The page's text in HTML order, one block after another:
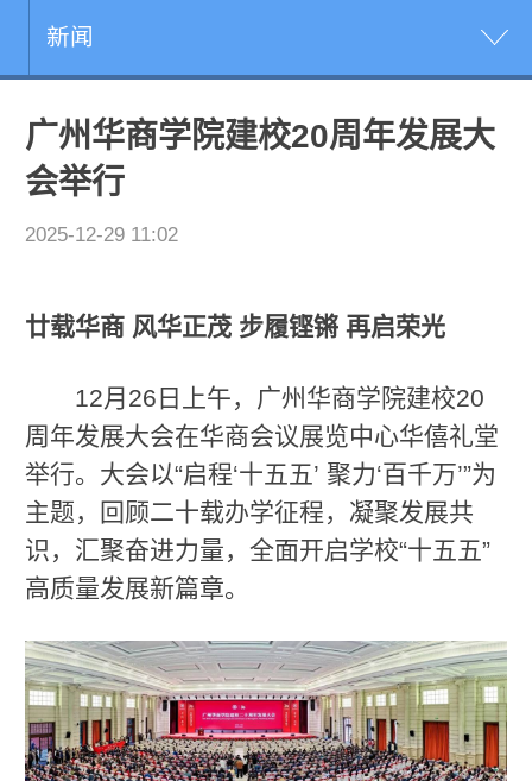
新闻
广州华商学院建校20周年发展大
会举行
2025-12-29 11:02
廿载华商 风华正茂 步履铿锵 再启荣光
12月26日上午，广州华商学院建校20
周年发展大会在华商会议展览中心华僖礼堂
举行。大会以“启程‘十五五’ 聚力‘百千万’”为
主题，回顾二十载办学征程，凝聚发展共
识，汇聚奋进力量，全面开启学校“十五五”
高质量发展新篇章。